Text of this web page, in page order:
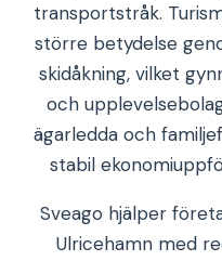
transportstråk.
större betydelse
skidåkning, vilket
och
ägarledda och
stabil
Sveago hjälper
Ulricehamn med